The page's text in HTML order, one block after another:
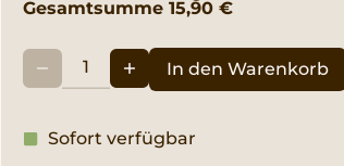
In den Warenkorb
Sofort verfügbar